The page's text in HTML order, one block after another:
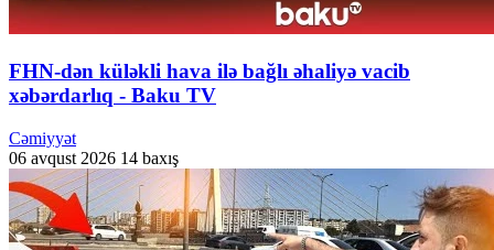
FHN-dən küləkli hava ilə bağlı əhaliyə vacib
xəbərdarlıq - Baku TV
Cəmiyyət
06 avqust 2026 14 baxış